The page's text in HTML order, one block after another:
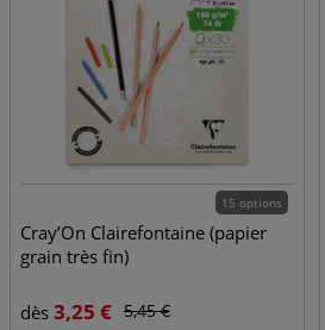
15 options
Cray’On Clairefontaine (papier
grain très fin)
dès 3,25 € 5,45€